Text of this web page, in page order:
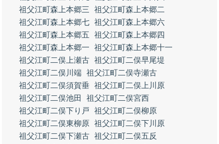
祖父江町森上本郷三
祖父江町森上本郷二
祖父江町森上本郷七 祖父江町森上本郷六
祖父江町森上本郷五
祖父江町森上本郷四
祖父江町森上本郷一
祖父江町森上本郷十一
祖父江町二俣上瀬古 祖父江町二俣早尾堤
祖父江町二俣川端 祖父江町二俣寺瀬古
祖父江町二俣須賀垂 祖父江町二俣上川原
祖父江町二俣池田
祖父江町二俣宮西
祖父江町二俣下り戸
祖父江町二俣柳原
祖父江町二俣東柳原 祖父江町二俣下川原
祖父江町二俣下瀬古 祖父江町二俣五反